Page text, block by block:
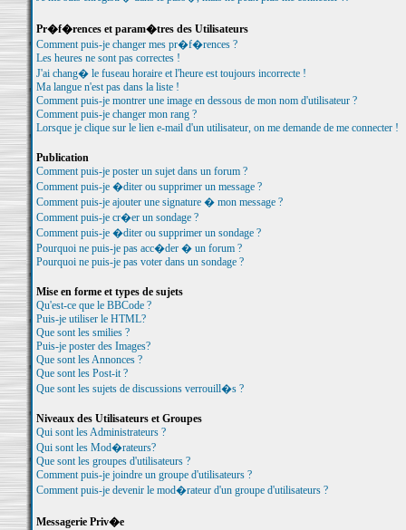
Pr�f�rences et param�tres des Utilisateurs
Comment puis-je changer mes pr�f�rences ?
Les heures ne sont pas correctes !
J'ai chang� le fuseau horaire et l'heure est toujours incorrecte !
Ma langue n'est pas dans la liste !
Comment puis-je montrer une image en dessous de mon nom d'utilisateur ?
Comment puis-je changer mon rang ?
Lorsque je clique sur le lien e-mail d'un utilisateur, on me demande de me connecter !
Publication
Comment puis-je poster un sujet dans un forum ?
Comment puis-je �diter ou supprimer un message ?
Comment puis-je ajouter une signature � mon message ?
Comment puis-je cr�er un sondage ?
Comment puis-je �diter ou supprimer un sondage ?
Pourquoi ne puis-je pas acc�der � un forum ?
Pourquoi ne puis-je pas voter dans un sondage ?
Mise en forme et types de sujets
Qu'est-ce que le BBCode ?
Puis-je utiliser le HTML?
Que sont les smilies ?
Puis-je poster des Images?
Que sont les Annonces ?
Que sont les Post-it ?
Que sont les sujets de discussions verrouill�s ?
Niveaux des Utilisateurs et Groupes
Qui sont les Administrateurs ?
Qui sont les Mod�rateurs?
Que sont les groupes d'utilisateurs ?
Comment puis-je joindre un groupe d'utilisateurs ?
Comment puis-je devenir le mod�rateur d'un groupe d'utilisateurs ?
Messagerie Priv�e